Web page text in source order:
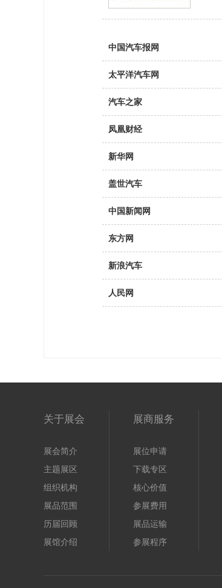
中国汽车报网
太平洋汽车网
汽车之家
凤凰财经
新华网
盖世汽车
中国新闻网
东方网
新浪汽车
人民网
关于展会
展会简介
主题展区
组织机构
展品范围
历届回顾
展馆介绍
展商服务
展位申请
下载专区
核心价值
参展费用
展品运输
参展程序